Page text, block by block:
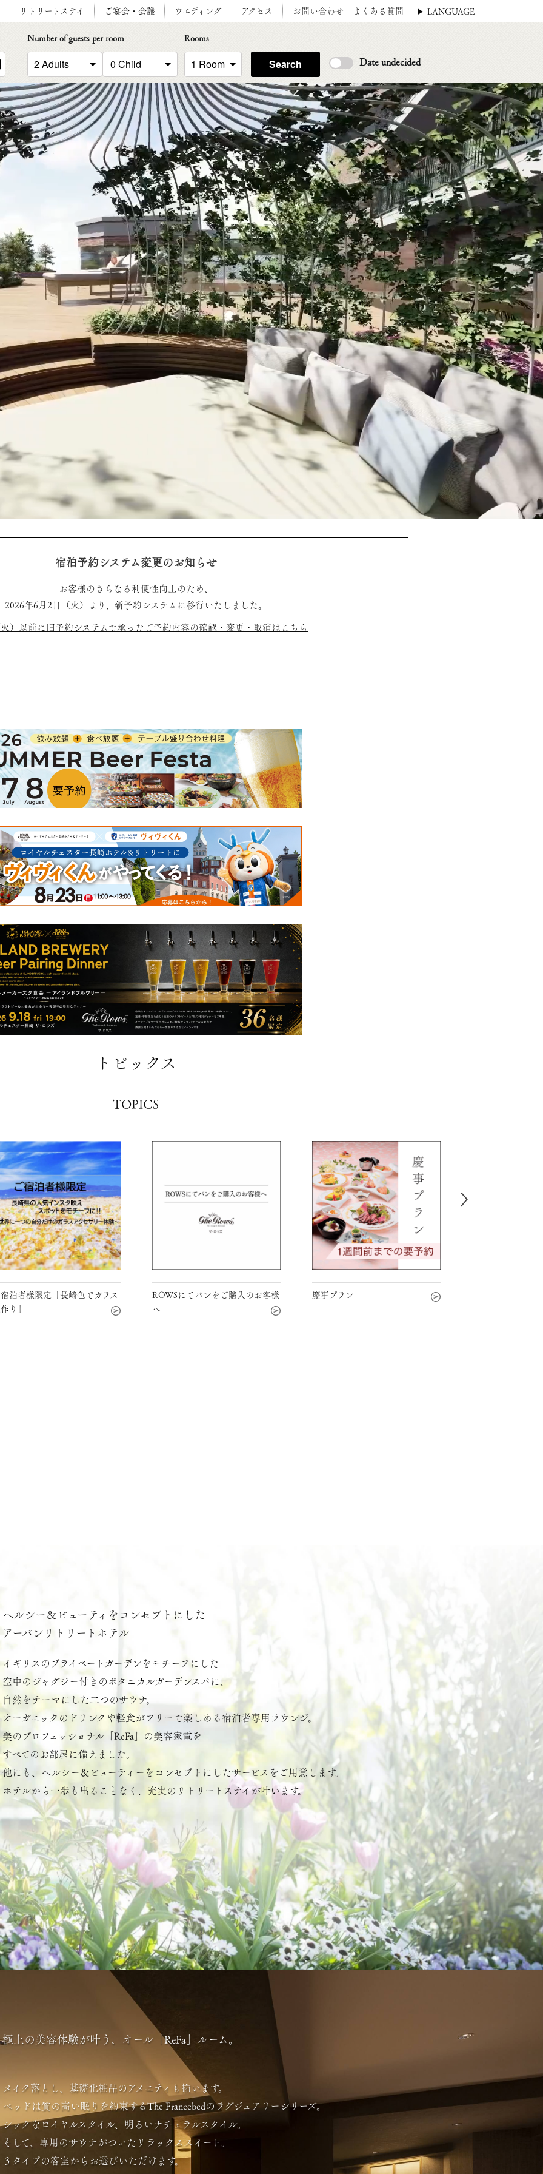
リトリートステイ ご宴会・会議 ウエディング アクセス お問い合わせ よくある質問 LANGUAGE
Number of guests per room Rooms
Search Date undecided
宿泊予約システム変更のお知らせ
お客様のさらなる利便性向上のため、
2026年6月2日（火）より、新予約システムに移行いたしました。
）以前に旧予約システムで承ったご予約内容の確認・変更・取消はこちら
トピックス
TOPICS
色でガラス
ROWSにてパンをご購入のお客様
慶事プラン 2026-summer party plan
ヘルシー＆ビューティをコンセプトにした
アーバンリトリートホテル
イギリスのプライベートガーデンをモチーフにした
空中のジャグジー付きのボタニカルガーデンスパに、
自然をテーマにした二つのサウナ。
オーガニックのドリンクや軽食がフリーで楽しめる宿泊者専用ラウンジ。
美のプロフェッショナル「ReFa」の美容家電を
すべてのお部屋に備えました。
他にも、ヘルシー＆ビューティーを コンセプトにしたサービスをご用意します。
ホテルから一歩も出ることなく、 充実のリトリートステイが叶います。
極上の美容体験が叶う、 オール「ReFa」ルーム。
メイク落とし、基礎化粧品のアメニティも揃います。
ベッドは質の高い眠りを約束するThe Francebedのラグジュアリーシリーズ。
シックなロイヤルスタイル、明るいナチュラルスタイル。
そして、専用のサウナがついたリラックススイート。
３タイプの客室からお選びいただけます。